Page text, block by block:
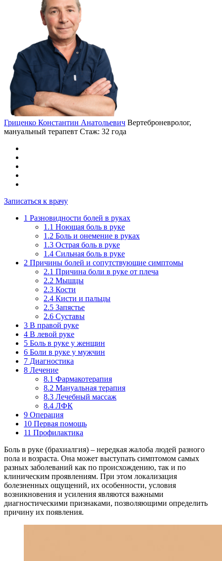
Гриценко Константин Анатольевич Вертеброневролог,
мануальный терапевт Стаж: 32 года
Записаться к врачу
1 Разновидности болей в руках
1.1 Ноющая боль в руке
1.2 Боль и онемение в руках
1.3 Острая боль в руке
1.4 Сильная боль в руке
2 Причины болей и сопутствующие симптомы
2.1 Причина боли в руке от плеча
2.2 Мышцы
2.3 Кости
2.4 Кисти и пальцы
2.5 Запястье
2.6 Суставы
3 В правой руке
4 В левой руке
5 Боль в руке у женщин
6 Боли в руке у мужчин
7 Диагностика
8 Лечение
8.1 Фармакотерапия
8.2 Мануальная терапия
8.3 Лечебный массаж
8.4 ЛФК
9 Операция
10 Первая помощь
11 Профилактика
Боль в руке (брахиалгия) – нередкая жалоба людей разного
пола и возраста. Она может выступать симптомом самых
разных заболеваний как по происхождению, так и по
клиническим проявлениям. При этом локализация
болезненных ощущений, их особенности, условия
возникновения и усиления являются важными
диагностическими признаками, позволяющими определить
причину их появления.